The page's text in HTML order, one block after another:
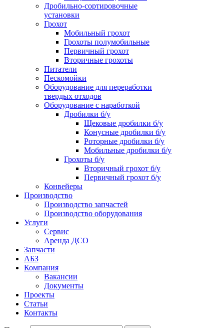
Дробильно-сортировочные
установки
Грохот
Мобильный грохот
Грохоты полумобильные
Первичный грохот
Вторичные грохоты
Питатели
Пескомойки
Оборудование для переработки
твердых отходов
Оборудование с наработкой
Дробилки б/у
Щековые дробилки б/у
Конусные дробилки б/у
Роторные дробилки б/у
Мобильные дробилки б/у
Грохоты б/у
Вторичный грохот б/у
Первичный грохот б/у
Конвейеры
Производство
Производство запчастей
Производство оборудования
Услуги
Сервис
Аренда ДСО
Запчасти
АБЗ
Компания
Вакансии
Документы
Проекты
Статьи
Контакты